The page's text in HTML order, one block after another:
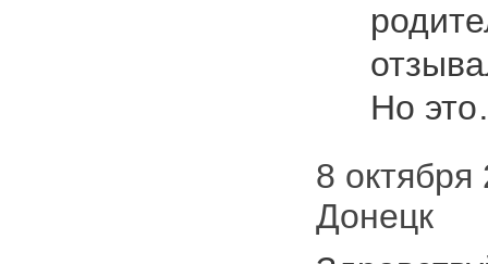
Но
8 октября
Донецк